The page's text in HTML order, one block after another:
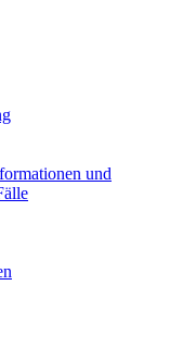
und